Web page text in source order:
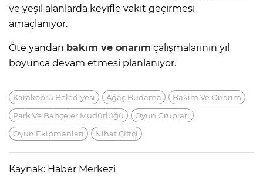
ve yeşil alanlarda keyifle vakit geçirmesi
amaçlanıyor.
Öte yandan bakım ve onarım çalışmalarının yıl
boyunca devam etmesi planlanıyor.
Karaköprü Belediyesi Ağaç Budama
Bakım Ve Onarım
Park Ve Bahçeler Müdürlüğü
Oyun Grupları
Oyun Ekipmanları
Nihat Çiftçi
Kaynak: Haber Merkezi